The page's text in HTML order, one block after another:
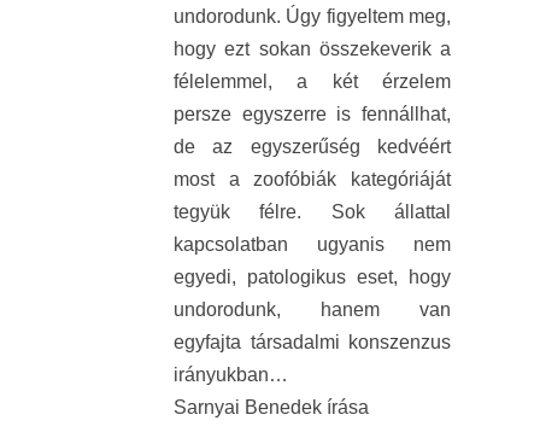
undorodunk. Úgy figyeltem meg,
hogy ezt sokan összekeverik a
félelemmel, a két érzelem
persze egyszerre is fennállhat,
de az egyszerűség kedvéért
most a zoofóbiák kategóriáját
tegyük félre. Sok állattal
kapcsolatban ugyanis nem
egyedi, patologikus eset, hogy
undorodunk, hanem van
egyfajta társadalmi konszenzus
irányukban…
Sarnyai Benedek írása